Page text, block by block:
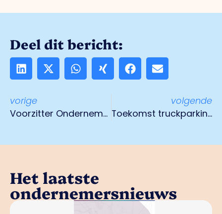
Deel dit bericht:
vorige
Voorzitter Ondernemend Venlo treedt af
volgende
Toekomst truckparking in de regio 27 januari 2025
Het laatste
ondernemersnieuws